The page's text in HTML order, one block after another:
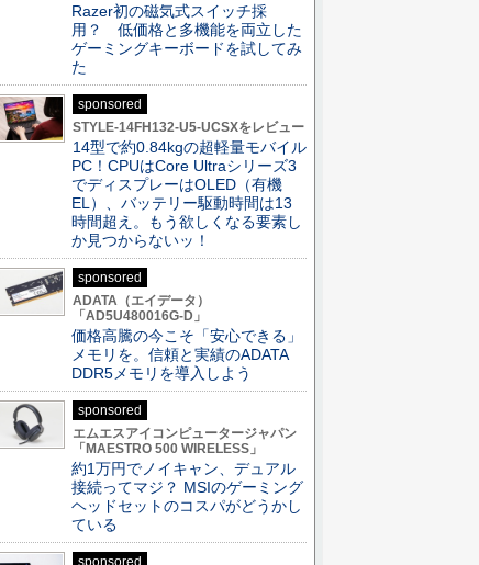
Razer初の磁気式スイッチ採
用？ 低価格と多機能を両立した
ゲーミングキーボードを試してみ
た
sponsored
STYLE-14FH132-U5-UCSXをレビュー
14型で約0.84kgの超軽量モバイル
PC！CPUはCore Ultraシリーズ3
でディスプレーはOLED（有機
EL）、バッテリー駆動時間は13
時間超え。もう欲しくなる要素し
か見つからないッ！
sponsored
ADATA（エイデータ）
「AD5U480016G-D」
価格高騰の今こそ「安心できる」
メモリを。信頼と実績のADATA
DDR5メモリを導入しよう
sponsored
エムエスアイコンピュータージャパン
「MAESTRO 500 WIRELESS」
約1万円でノイキャン、デュアル
接続ってマジ？ MSIのゲーミング
ヘッドセットのコスパがどうかし
ている
sponsored